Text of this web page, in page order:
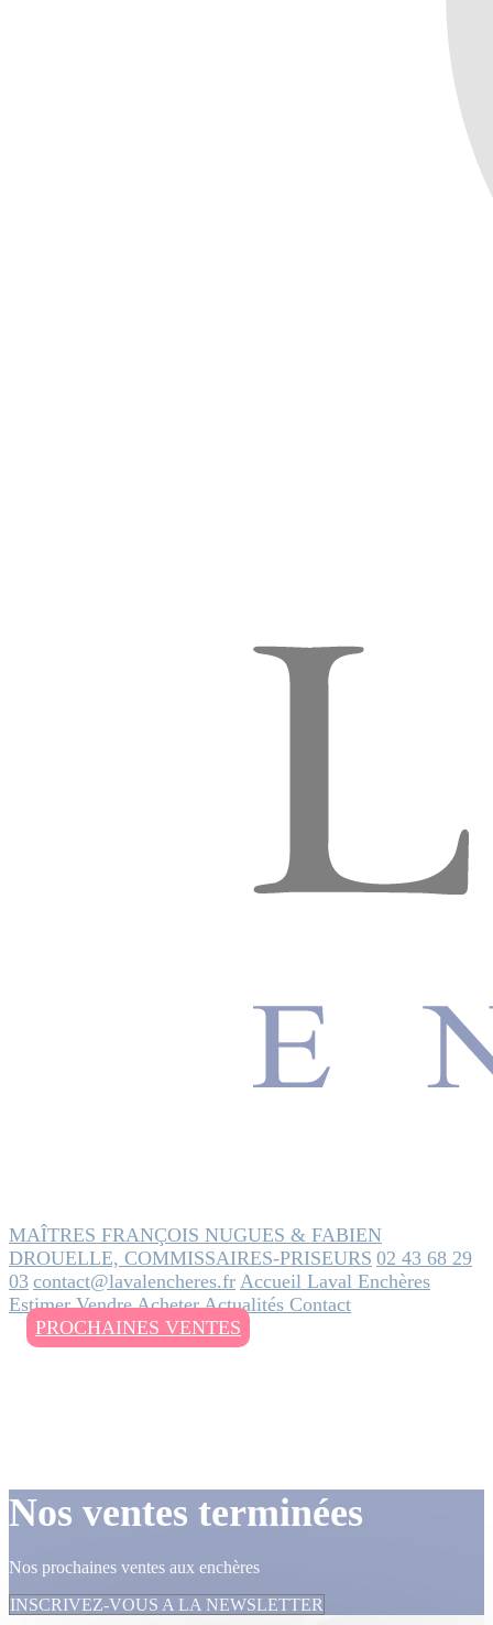
MAÎTRES FRANÇOIS NUGUES & FABIEN
DROUELLE, COMMISSAIRES-PRISEURS 02 43 68 29
03 contact@lavalencheres.fr Accueil Laval Enchères
EstimerVendreAcheterActualités Contact
PROCHAINES VENTES
Nos ventes terminées
Nos prochaines ventes aux enchères
INSCRIVEZ-VOUS A LA NEWSLETTER